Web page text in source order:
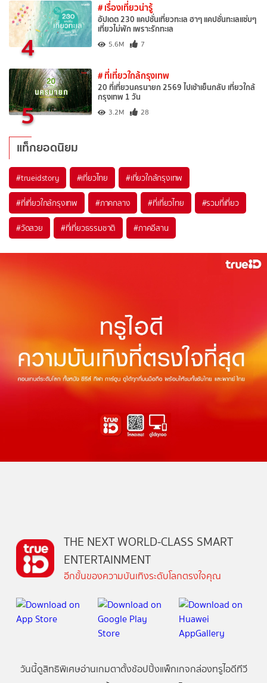
4
# เรื่องเที่ยวน่ารู้
อัปเดต 230 แคปชั่นเที่ยวทะเล ฮาๆ แคปชั่นทะเลแซ่บๆ
เที่ยวไม่พัก เพราะรักทะเล
5.6M 7
5
# ที่เที่ยวใกล้กรุงเทพ
20 ที่เที่ยวนครนายก 2569 ไปเช้าเย็นกลับ เที่ยวใกล้
กรุงเทพ 1 วัน
3.2M 28
แท็กยอดนิยม
#trueidstory #เที่ยวไทย #เที่ยวใกล้กรุงเทพ
#ที่เที่ยวใกล้กรุงเทพ #ภาคกลาง #ที่เที่ยวไทย #รวมที่เที่ยว
#วัดสวย #ที่เที่ยวธรรมชาติ #ภาคอีสาน
THE NEXT WORLD-CLASS SMART
ENTERTAINMENT
อีกขั้นของความบันเทิงระดับโลกตรงใจคุณ
วันนี้ดูสิทธิพิเศษอ่านเกมตาตั้งช้อปปิ้งแพ็กเกจกล่องทรูไอดีทีวี